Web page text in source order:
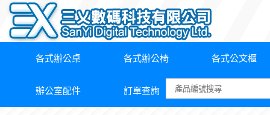
各式辦公桌 各式辦公椅 各式公文櫃
辦公室配件 訂單查詢